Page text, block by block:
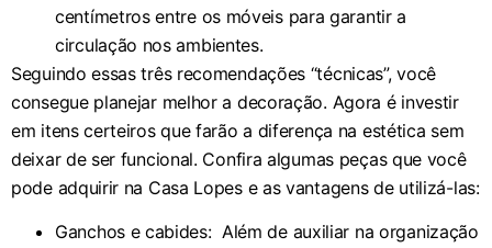
centímetros entre os móveis para garantir a
circulação nos ambientes.
Seguindo essas três recomendações “técnicas”, você
consegue planejar melhor a decoração. Agora é investir
em itens certeiros que farão a diferença na estética sem
deixar de ser funcional. Confira algumas peças que você
pode adquirir na Casa Lopes e as vantagens de utilizá-las:
Ganchos e cabides: Além de auxiliar na organização